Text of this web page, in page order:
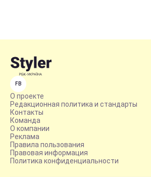
FB
О проекте
Редакционная политика и стандарты
Контакты
Команда
О компании
Реклама
Правила пользования
Правовая информация
Политика конфиденциальности